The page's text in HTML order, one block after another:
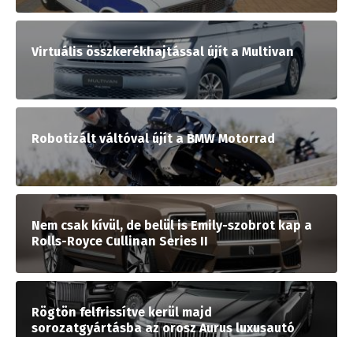
Virtuális összkerékhajtással újít a Multivan
Robotizált váltóval újít a BMW Motorrad
Nem csak kívül, de belül is Emily-szobrot kap a
Rolls-Royce Cullinan Series II
Rögtön felfrissítve kerül majd
sorozatgyártásba az orosz Aurus luxusautó